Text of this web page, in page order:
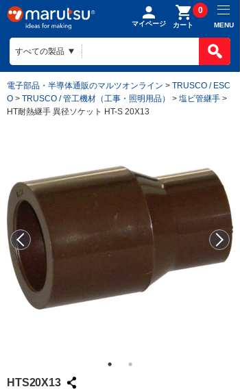
マイページ カート
0
MENU
電子部品・半導体通販のマルツオンライン > TRUSCO / ESC
O > TRUSCO / 管工機材（工事・照明用品） > 塩ビ管継手 >
HT耐熱継手 異径ソケット HT-S 20X13
HTS20X13